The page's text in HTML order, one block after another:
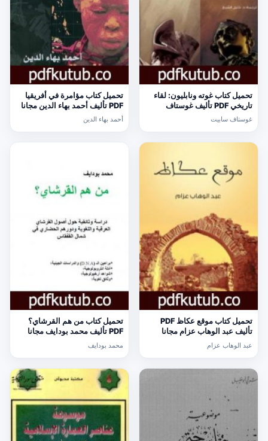
تحميل كتاب غوته ونابليون: لقاء
تاريخي PDF تأليف غوستاف
سابيت مجانا [كامل]
غوستاف سابيت
تحميل كتاب مؤامرة في أفريقيا
PDF تأليف أحمد بهاء الدين مجانا
[كامل]
أحمد بهاء الدين
تحميل كتاب موقع عكاظ PDF
تأليف عبد الوهاب عزام مجانا
[كامل]
عبد الوهاب عزام
تحميل كتاب من هم القرشاي؟
PDF تأليف محمد بودايف مجانا
محمد بودايف